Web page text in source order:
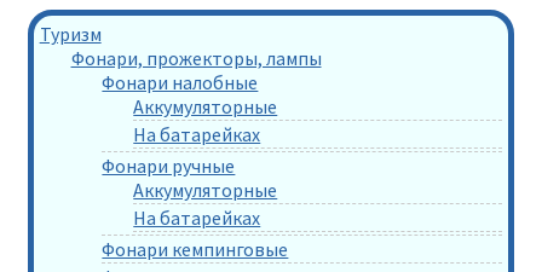
Туризм
Фонари, прожекторы, лампы
Фонари налобные
Аккумуляторные
На батарейках
Фонари ручные
Аккумуляторные
На батарейках
Фонари кемпинговые